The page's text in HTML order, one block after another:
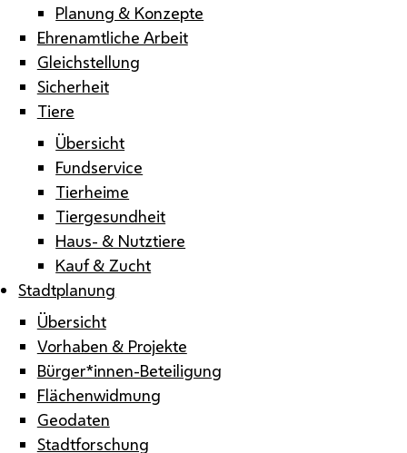
Planung & Konzepte
Ehrenamtliche Arbeit
Gleichstellung
Sicherheit
Tiere
Übersicht
Fundservice
Tierheime
Tiergesundheit
Haus- & Nutztiere
Kauf & Zucht
Stadtplanung
Übersicht
Vorhaben & Projekte
Bürger*innen-Beteiligung
Flächenwidmung
Geodaten
Stadtforschung